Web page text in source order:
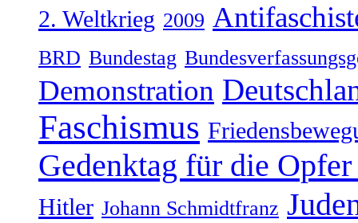
2. Weltkrieg 2009
BRD Bundestag
Demonstration
Faschismus
Gedenktag für die Opfer
Hitler Johann Schmidtfranz